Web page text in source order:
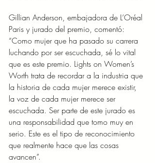
Gillian Anderson, embajadora de L’Oréal
Paris y jurado del premio, comentó:
“Como mujer que ha pasado su carrera
luchando por ser escuchada, sé lo vital
que es este premio. Lights on Women’s
Worth trata de recordar a la industria que
la historia de cada mujer merece existir,
la voz de cada mujer merece ser
escuchada. Ser parte de este jurado es
una responsabilidad que tomo muy en
serio. Este es el tipo de reconocimiento
que realmente hace que las cosas
avancen”.